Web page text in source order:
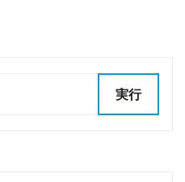
実行